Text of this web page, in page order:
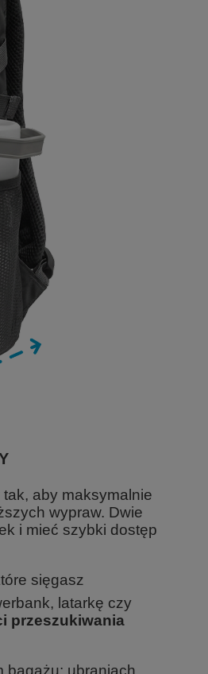
aby maksymalnie
wypraw. Dwie
i mieć szybki dostęp
sięgasz
latarkę czy
przeszukiwania
bagażu: ubraniach,